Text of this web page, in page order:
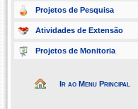
Projetos de Pesquisa
Atividades de Extensão
Projetos de Monitoria
Ir ao Menu Principal